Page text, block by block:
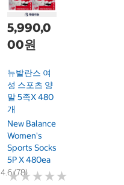
4.6 (78)
5,990,0
00원
뉴발란스 여
성 스포츠 양
말 5족x 480
개
New Balance
Women's
Sports Socks
5P X 480ea
★★★★★
★★★★★